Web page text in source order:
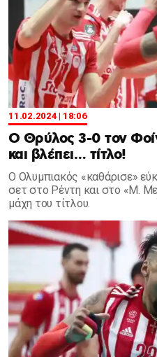
11.02.2024 | 18:06
Ο Θρύλος 3-0 τον
και βλέπει… τίτλο!
Ο Ολυμπιακός «καθάρισε»
σετ στο Ρέντη και στο «Μ.
μάχη του τίτλου.